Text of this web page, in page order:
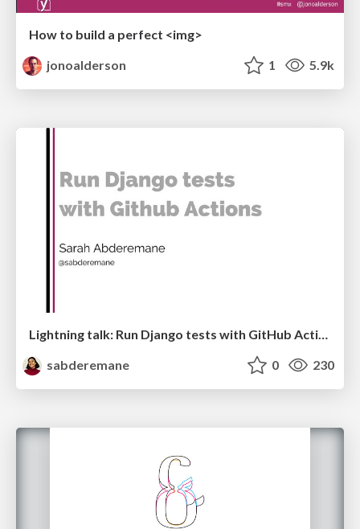
How to build a perfect <img>
jonoalderson
1 5.9k
sabderemane
0 230